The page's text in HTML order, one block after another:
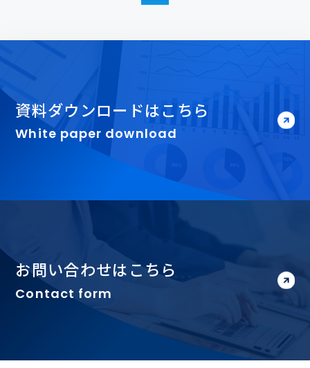
資料ダウンロードはこちら
White paper download
お問い合わせはこちら
Contact form